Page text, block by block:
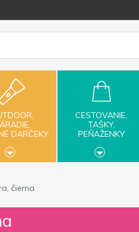
DARČEKY
CESTOVANIE,
TAŠKY,
PEŇAŽENKY
čierna